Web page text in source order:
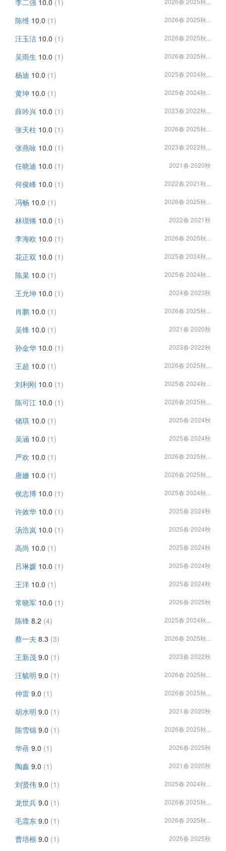
李二强 10.0 (1)
陈维 10.0 (1) 2026春 2025秋...
汪玉洁 10.0 (1) 2026春 2025秋...
吴雨生 10.0 (1) 2026春 2025秋...
杨迪 10.0 (1) 2025春 2024秋...
黄坤 10.0 (1) 2025春 2024秋...
薛吟兴 10.0 (1) 2023春 2022秋...
张天柱 10.0 (1) 2026春 2025秋...
张燕咏 10.0 (1) 2023春 2022秋...
任晓迪 10.0 (1) 2021春 2020秋
何俊峰 10.0 (1) 2022春 2021秋...
冯畅 10.0 (1) 2026春 2025秋...
林璟锵 10.0 (1) 2022春 2021秋
李海欧 10.0 (1) 2026春 2025秋...
花正双 10.0 (1) 2025春 2024秋...
陈杲 10.0 (1) 2025春 2024秋...
王允坤 10.0 (1) 2024春 2023秋
肖鹏 10.0 (1) 2026春 2025秋...
吴锋 10.0 (1) 2021春 2020秋
孙金华 10.0 (1) 2023春 2022秋
王超 10.0 (1) 2026春 2025秋...
刘利刚 10.0 (1) 2025春 2024秋...
陈可江 10.0 (1) 2026春 2025秋...
储琪 10.0 (1) 2025春 2024秋
吴涵 10.0 (1) 2025春 2024秋
严欢 10.0 (1) 2026春 2025秋...
唐姗 10.0 (1) 2026春 2025秋...
侯志博 10.0 (1) 2025春 2024秋...
许效华 10.0 (1) 2025春 2024秋
汤浩岚 10.0 (1) 2025春 2024秋
高尚 10.0 (1) 2025春 2024秋
吕琳媛 10.0 (1) 2025春 2024秋
王洋 10.0 (1) 2025春 2024秋
常晓军 10.0 (1) 2026春 2025秋
陈锋 8.2 (4) 2025春 2024秋...
蔡一夫 8.3 (3) 2026春 2025秋...
王新茂 9.0 (1) 2023春 2022秋
汪毓明 9.0 (1) 2026春 2025秋...
仲雷 9.0 (1) 2026春 2025秋...
胡水明 9.0 (1) 2021春 2020秋
陈雪锦 9.0 (1) 2026春 2025秋...
华蓓 9.0 (1) 2026春 2025秋
陶鑫 9.0 (1) 2021春 2020秋
刘贤伟 9.0 (1) 2025春 2024秋...
龙世兵 9.0 (1) 2026春 2025秋...
毛震东 9.0 (1) 2026春 2025秋...
曹培根 9.0 (1) 2026春 2025秋